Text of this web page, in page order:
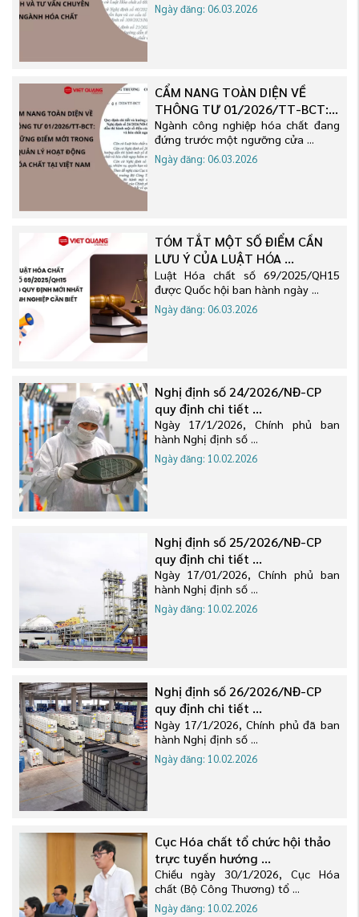
Ngày đăng: 06.03.2026
CẨM NANG TOÀN DIỆN VỀ
THÔNG TƯ 01/2026/TT-BCT:
...
Ngành công nghiệp hóa chất đang
đứng trước một ngưỡng cửa ...
Ngày đăng: 06.03.2026
TÓM TẮT MỘT SỐ ĐIỂM CẦN
LƯU Ý CỦA LUẬT HÓA ...
Luật Hóa chất số 69/2025/QH15
được Quốc hội ban hành ngày ...
Ngày đăng: 06.03.2026
Nghị định số 24/2026/NĐ-CP
quy định chi tiết ...
Ngày 17/1/2026, Chính phủ ban
hành Nghị định số ...
Ngày đăng: 10.02.2026
Nghị định số 25/2026/NĐ-CP
quy định chi tiết ...
Ngày 17/01/2026, Chính phủ ban
hành Nghị định số ...
Ngày đăng: 10.02.2026
Nghị định số 26/2026/NĐ-CP
quy định chi tiết ...
Ngày 17/1/2026, Chính phủ đã ban
hành Nghị định số ...
Ngày đăng: 10.02.2026
Cục Hóa chất tổ chức hội thảo
trực tuyến hướng ...
Chiều ngày 30/1/2026, Cục Hóa
chất (Bộ Công Thương) tổ ...
Ngày đăng: 10.02.2026